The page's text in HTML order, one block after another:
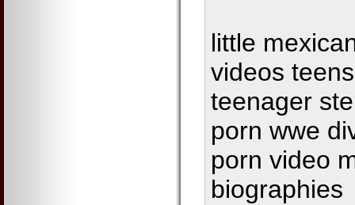
little
videos
teenager
porn wwe
porn video
biographies